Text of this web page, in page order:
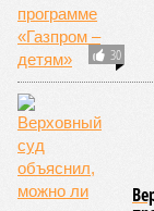
30